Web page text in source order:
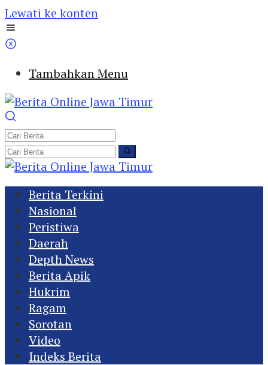
Lewati ke konten
Tambahkan Menu
Berita Terkini
Nasional
Peristiwa
Daerah
Depth News
Berita Apik
Hukrim
Ragam
Sorotan
Video
Indeks Berita